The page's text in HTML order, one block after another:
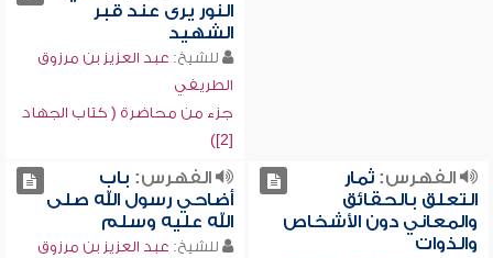
النور يرى عند قبر
الشهيد
للشيخ: عبد العزيز بن مرزوق
الطريفي
جزء من محاضرة ( كتاب الجهاد
[2])
الفهرس:ثمار
التعلق بالحقائق
والمعاني دون الأشخاص
والذوات
الفهرس: باب
أضاحي رسول الله صلى
الله عليه وسلم
للشيخ: عبد العزيز بن مرزوق